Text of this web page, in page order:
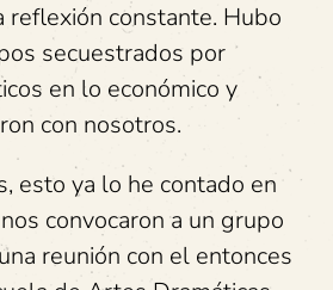
reflexión constante. Hubo
secuestrados por
en lo económico y
con nosotros.
esto ya lo he contado en
convocaron a un grupo
reunión con el entonces